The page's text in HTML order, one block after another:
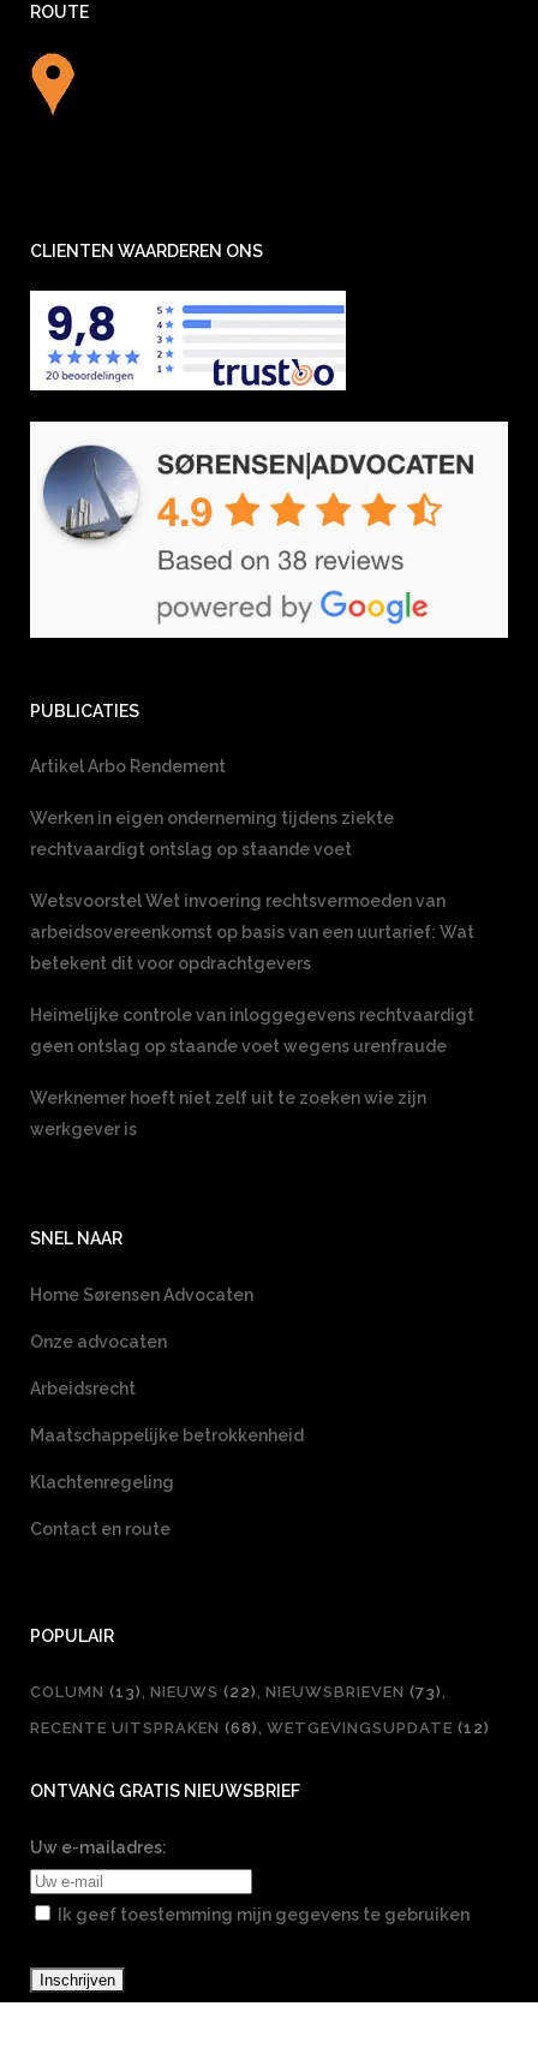
ROUTE
CLIENTEN WAARDEREN ONS
PUBLICATIES
Artikel Arbo Rendement
Werken in eigen onderneming tijdens ziekte
rechtvaardigt ontslag op staande voet
Wetsvoorstel Wet invoering rechtsvermoeden van
arbeidsovereenkomst op basis van een uurtarief: Wat
betekent dit voor opdrachtgevers
Heimelijke controle van inloggegevens rechtvaardigt
geen ontslag op staande voet wegens urenfraude
Werknemer hoeft niet zelf uit te zoeken wie zijn
werkgever is
SNEL NAAR
Home Sørensen Advocaten
Onze advocaten
Arbeidsrecht
Maatschappelijke betrokkenheid
Klachtenregeling
Contact en route
POPULAIR
COLUMN (13) NIEUWS (22) NIEUWSBRIEVEN (73)
RECENTE UITSPRAKEN (68) WETGEVINGSUPDATE (12)
ONTVANG GRATIS NIEUWSBRIEF
Uw e-mailadres:
Ik geef toestemming mijn gegevens te gebruiken